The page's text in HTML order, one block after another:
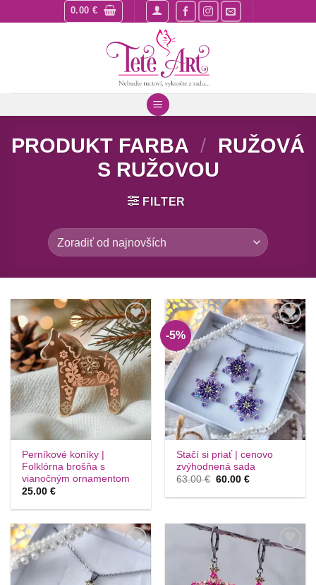
to
0.00 €
PRODUKT FARBA / RUŽOVÁ
S RUŽOVOU
FILTER
Túto
krasotinku
si prosím
Perníkové koníky |
Folklórna brošňa s
vianočným ornamentom
25.00€
-5%
Túto
krasotinku
si prosím
Stačí si priať | cenovo
zvýhodnená sada
63.00€ Pôvodná
bola:
60.00€Aktuálna
je:
krasotinku
si prosím
krasotinku
si prosím